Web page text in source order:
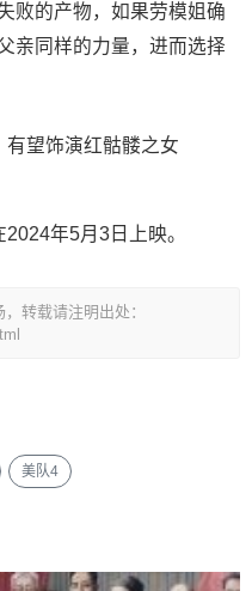
败的产物，如果劳模姐确
亲同样的力量，进而选择
年5月3日上映。
转载请注明出处：
美队4